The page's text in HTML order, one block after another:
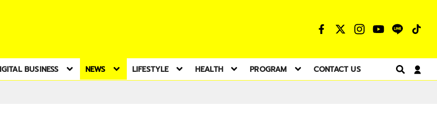
BUSINESS NEWS LIFESTYLE HEALTH PROGRAM CONTACT US